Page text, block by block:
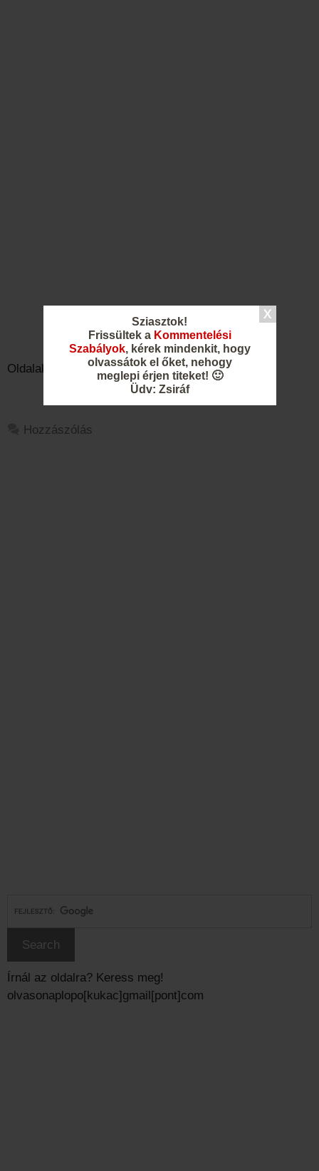
Sziasztok!
Frissültek a Kommentelési
Szabályok, kérek mindenkit, hogy
olvassátok el őket, nehogy
meglepi érjen titeket! 🙂
Üdv: Zsiráf
Oldalak: 4 5 6
Hozzászólás
Írnál az oldalra? Keress meg!
olvasonaplopo[kukac]gmail[pont]com